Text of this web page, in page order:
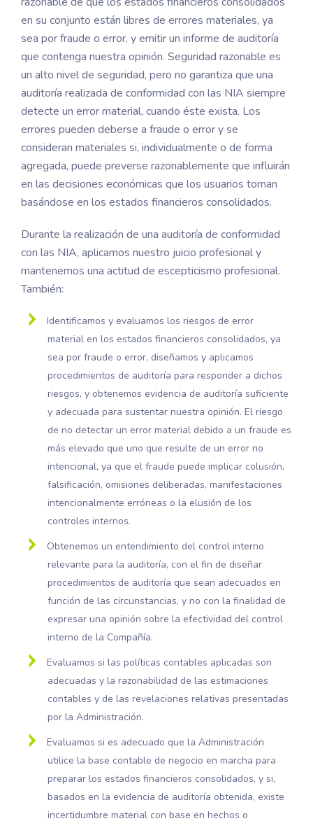
en su conjunto están libres de errores materiales, ya
sea por fraude o error, y emitir un informe de auditoría
que contenga nuestra opinión. Seguridad razonable es
un alto nivel de seguridad, pero no garantiza que una
auditoría realizada de conformidad con las NIA siempre
detecte un error material, cuando éste exista. Los
errores pueden deberse a fraude o error y se
consideran materiales si, individualmente o de forma
agregada, puede preverse razonablemente que influirán
en las decisiones económicas que los usuarios toman
basándose en los estados financieros consolidados.
Durante la realización de una auditoría de conformidad
con las NIA, aplicamos nuestro juicio profesional y
mantenemos una actitud de escepticismo profesional.
También:
Identificamos y evaluamos los riesgos de error
material en los estados financieros consolidados, ya
sea por fraude o error, diseñamos y aplicamos
procedimientos de auditoría para responder a dichos
riesgos, y obtenemos evidencia de auditoría suficiente
y adecuada para sustentar nuestra opinión. El riesgo
de no detectar un error material debido a un fraude es
más elevado que uno que resulte de un error no
intencional, ya que el fraude puede implicar colusión,
falsificación, omisiones deliberadas, manifestaciones
intencionalmente erróneas o la elusión de los
controles internos.
Obtenemos un entendimiento del control interno
relevante para la auditoría, con el fin de diseñar
procedimientos de auditoría que sean adecuados en
función de las circunstancias, y no con la finalidad de
expresar una opinión sobre la efectividad del control
interno de la Compañía.
Evaluamos si las políticas contables aplicadas son
adecuadas y la razonabilidad de las estimaciones
contables y de las revelaciones relativas presentadas
por la Administración.
Evaluamos si es adecuado que la Administración
utilice la base contable de negocio en marcha para
preparar los estados financieros consolidados, y si,
basados en la evidencia de auditoría obtenida, existe
incertidumbre material con base en hechos o